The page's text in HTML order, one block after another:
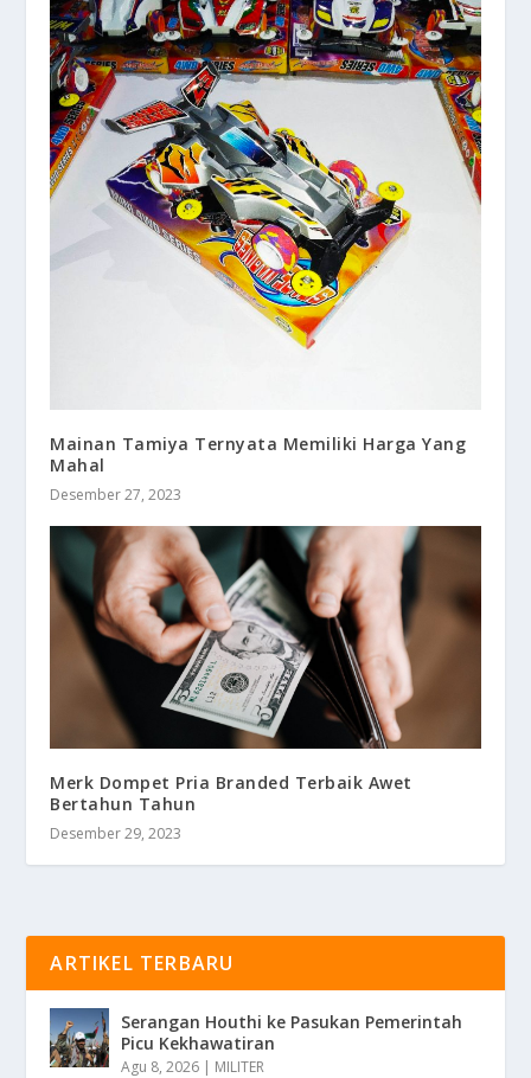
Mainan Tamiya Ternyata Memiliki Harga Yang
Mahal
Desember 27, 2023
Merk Dompet Pria Branded Terbaik Awet
Bertahun Tahun
Desember 29, 2023
ARTIKEL TERBARU
Serangan Houthi ke Pasukan Pemerintah
Picu Kekhawatiran
Agu 8, 2026 | MILITER